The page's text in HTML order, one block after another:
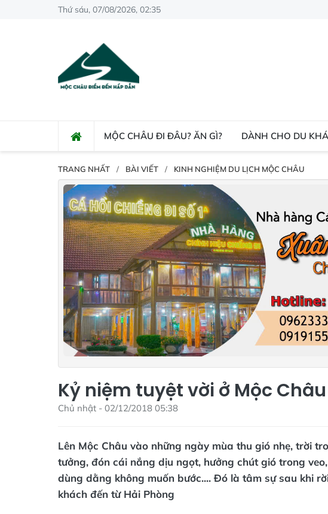
Thứ sáu, 07/08/2026, 02:35
MỘC CHÂU ĐI ĐÂU? ĂN GÌ? DÀNH CHO DU
TRANG NHẤT BÀI VIẾT KINH NGHIỆM DU LỊCH MỘC CHÂU
Kỷ niệm tuyệt vời ở Mộc Châu
Chủ nhật - 02/12/2018 05:38
Lên Mộc Châu vào những ngày mùa thu gió nhẹ, trời
tưởng, đón cái nắng dịu ngọt, hưởng chút gió trong
dùng dằng không muốn bước.... Đó là tâm sự sau khi
khách đến từ Hải Phòng